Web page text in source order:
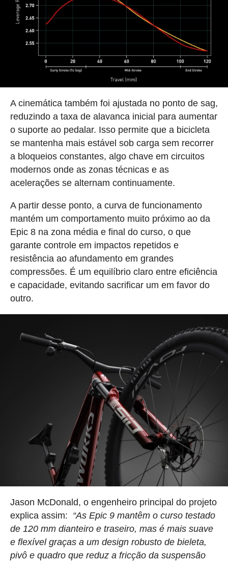
A cinemática também foi ajustada no ponto de sag,
reduzindo a taxa de alavanca inicial para aumentar
o suporte ao pedalar. Isso permite que a bicicleta
se mantenha mais estável sob carga sem recorrer
a bloqueios constantes, algo chave em circuitos
modernos onde as zonas técnicas e as
acelerações se alternam continuamente.
A partir desse ponto, a curva de funcionamento
mantém um comportamento muito próximo ao da
Epic 8 na zona média e final do curso, o que
garante controle em impactos repetidos e
resistência ao afundamento em grandes
compressões. É um equilíbrio claro entre eficiência
e capacidade, evitando sacrificar um em favor do
outro.
Jason McDonald, o engenheiro principal do projeto
explica assim: “As Epic 9 mantêm o curso testado
de 120 mm dianteiro e traseiro, mas é mais suave
e flexível graças a um design robusto de bieleta,
pivô e quadro que reduz a fricção da suspensão